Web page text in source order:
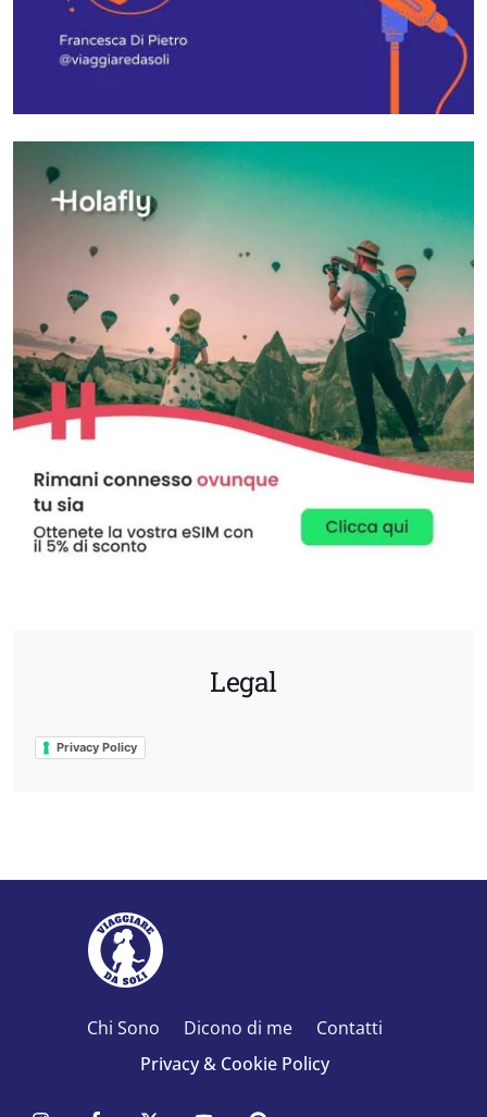
Legal
Privacy Policy
Chi Sono Dicono di me
Contatti
Privacy & Cookie Policy